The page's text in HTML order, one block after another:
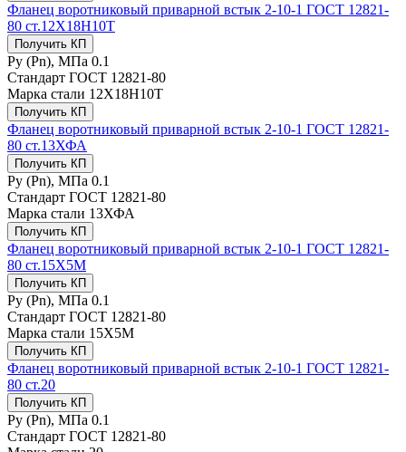
Фланец воротниковый приварной встык 2-10-1 ГОСТ 12821-
80 ст.12Х18Н10Т
Получить КП
Ру (Рn), МПа 0.1
Стандарт ГОСТ 12821-80
Марка стали 12Х18Н10Т
Получить КП
Фланец воротниковый приварной встык 2-10-1 ГОСТ 12821-
80 ст.13ХФА
Получить КП
Ру (Рn), МПа 0.1
Стандарт ГОСТ 12821-80
Марка стали 13ХФА
Получить КП
Фланец воротниковый приварной встык 2-10-1 ГОСТ 12821-
80 ст.15Х5М
Получить КП
Ру (Рn), МПа 0.1
Стандарт ГОСТ 12821-80
Марка стали 15Х5М
Получить КП
Фланец воротниковый приварной встык 2-10-1 ГОСТ 12821-
80 ст.20
Получить КП
Ру (Рn), МПа 0.1
Стандарт ГОСТ 12821-80